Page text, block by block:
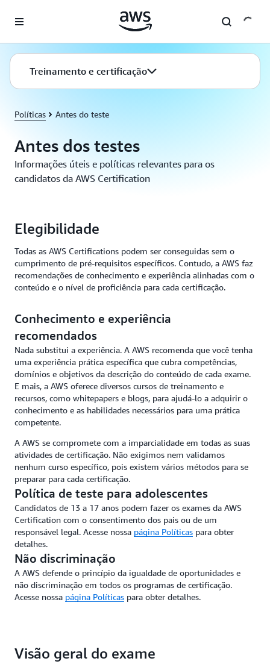
Pular para o conteúdo principal
Políticas Antes do teste
Antes dos testes
Informações úteis e políticas relevantes para os
candidatos da AWS Certification
Treinamento e certificação
Elegibilidade
Todas as AWS Certifications podem ser conseguidas sem o
cumprimento de pré-requisitos específicos. Contudo, a AWS faz
recomendações de conhecimento e experiência alinhadas com o
conteúdo e o nível de proficiência para cada certificação.
Conhecimento e experiência
recomendados
Nada substitui a experiência. A AWS recomenda que você tenha
uma experiência prática específica que cubra competências,
domínios e objetivos da descrição do conteúdo de cada exame.
E mais, a AWS oferece diversos cursos de treinamento e
recursos, como whitepapers e blogs, para ajudá-lo a adquirir o
conhecimento e as habilidades necessários para uma prática
competente.
A AWS se compromete com a imparcialidade em todas as suas
atividades de certificação. Não exigimos nem validamos
nenhum curso específico, pois existem vários métodos para se
preparar para cada certificação.
Política de teste para adolescentes
Candidatos de 13 a 17 anos podem fazer os exames da AWS
Certification com o consentimento dos pais ou de um
responsável legal. Acesse nossa página Políticas para obter
detalhes.
Não discriminação
A AWS defende o princípio da igualdade de oportunidades e
não discriminação em todos os programas de certificação.
Acesse nossa página Políticas para obter detalhes.
Visão geral do exame